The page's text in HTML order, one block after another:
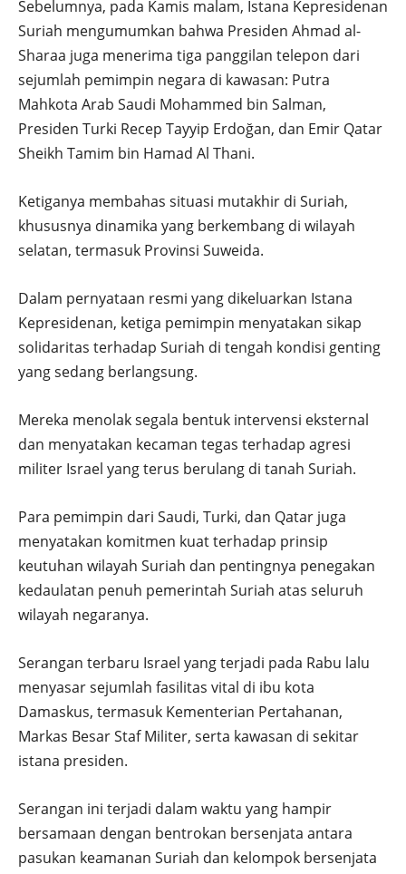
Sebelumnya, pada Kamis malam, Istana Kepresidenan
Suriah mengumumkan bahwa Presiden Ahmad al-
Sharaa juga menerima tiga panggilan telepon dari
sejumlah pemimpin negara di kawasan: Putra
Mahkota Arab Saudi Mohammed bin Salman,
Presiden Turki Recep Tayyip Erdoğan, dan Emir Qatar
Sheikh Tamim bin Hamad Al Thani.
Ketiganya membahas situasi mutakhir di Suriah,
khususnya dinamika yang berkembang di wilayah
selatan, termasuk Provinsi Suweida.
Dalam pernyataan resmi yang dikeluarkan Istana
Kepresidenan, ketiga pemimpin menyatakan sikap
solidaritas terhadap Suriah di tengah kondisi genting
yang sedang berlangsung.
Mereka menolak segala bentuk intervensi eksternal
dan menyatakan kecaman tegas terhadap agresi
militer Israel yang terus berulang di tanah Suriah.
Para pemimpin dari Saudi, Turki, dan Qatar juga
menyatakan komitmen kuat terhadap prinsip
keutuhan wilayah Suriah dan pentingnya penegakan
kedaulatan penuh pemerintah Suriah atas seluruh
wilayah negaranya.
Serangan terbaru Israel yang terjadi pada Rabu lalu
menyasar sejumlah fasilitas vital di ibu kota
Damaskus, termasuk Kementerian Pertahanan,
Markas Besar Staf Militer, serta kawasan di sekitar
istana presiden.
Serangan ini terjadi dalam waktu yang hampir
bersamaan dengan bentrokan bersenjata antara
pasukan keamanan Suriah dan kelompok bersenjata